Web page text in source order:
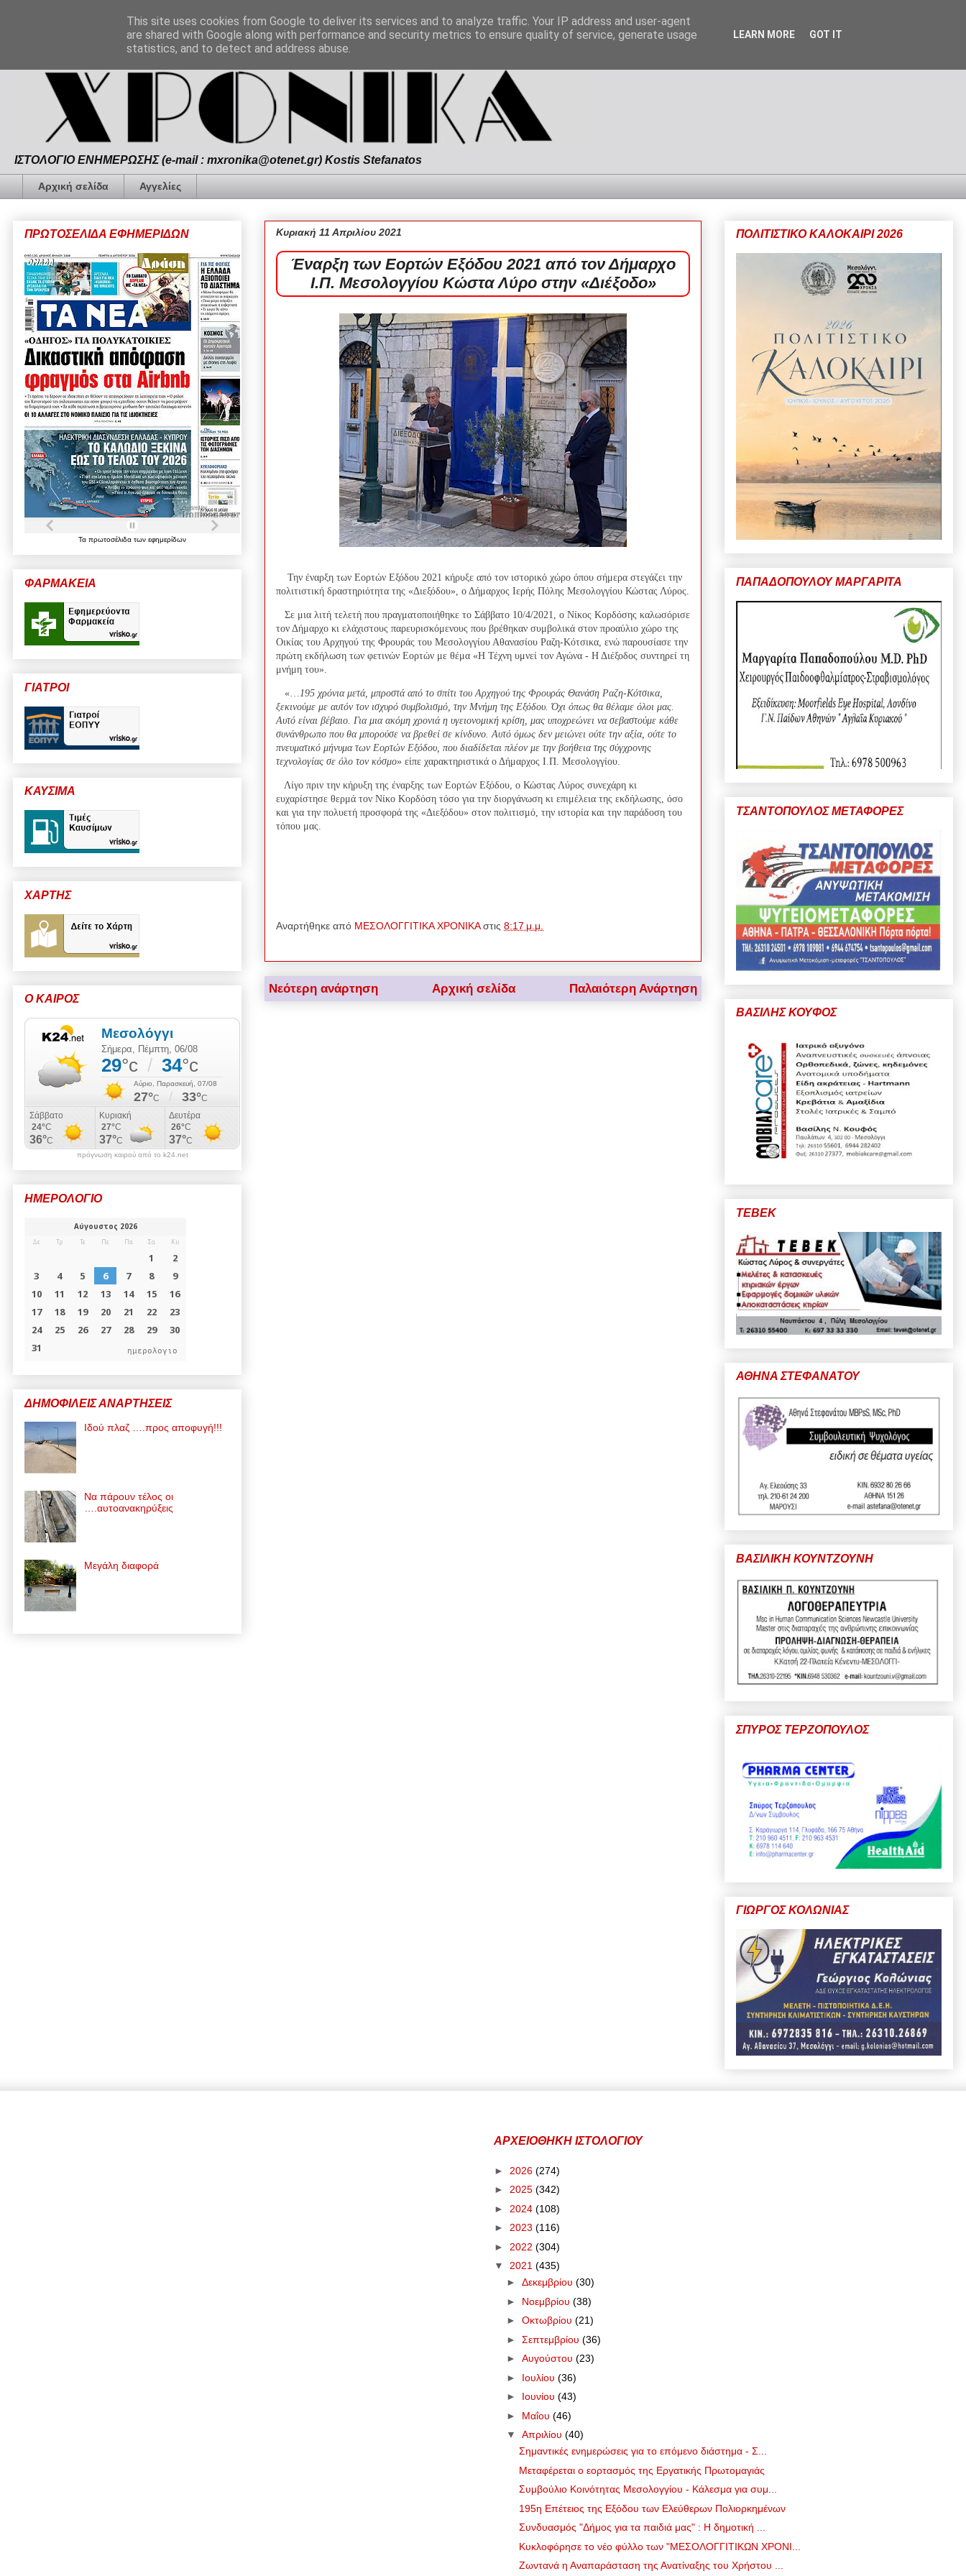
ΙΣΤΟΛΟΓΙΟ ΕΝΗΜΕΡΩΣΗΣ (e-mail : mxronika@otenet.gr) Kostis Stefanatos
Αρχική σελίδα Αγγελίες
Κυριακή 11 Απριλίου 2021
Έναρξη των Εορτών Εξόδου 2021 από τον Δήμαρχο
Ι.Π. Μεσολογγίου Κώστα Λύρο στην «Διέξοδο»
Την έναρξη των Εορτών Εξόδου 2021 κήρυξε από τον ιστορικό χώρο όπου σήμερα στεγάζει την
πολιτιστική δραστηριότητα της «Διεξόδου», ο Δήμαρχος Ιερής Πόλης Μεσολογγίου Κώστας Λύρος.
Σε μια λιτή τελετή που πραγματοποιήθηκε το Σάββατο 10/4/2021, ο Νίκος Κορδόσης καλωσόρισε
τον Δήμαρχο κι ελάχιστους παρευρισκόμενους που βρέθηκαν συμβολικά στον προαύλιο χώρο της
Οικίας του Αρχηγού της Φρουράς του Μεσολογγίου Αθανασίου Ραζη-Κότσικα, ενώ παρουσίασε την
πρώτη εκδήλωση των φετινών Εορτών με θέμα «Η Τέχνη υμνεί τον Αγώνα - Η Διέξοδος συντηρεί τη
μνήμη του».
«…
195 χρόνια μετά, μπροστά από το σπίτι του Αρχηγού της Φρουράς Θανάση Ραζη-Κότσικα,
ξεκινούμε με αυτόν τον ισχυρό συμβολισμό, την Μνήμη της Εξόδου. Όχι όπως θα θέλαμε όλοι μας.
Αυτό είναι βέβαιο. Για μια ακόμη χρονιά η υγειονομική κρίση, μας υποχρεώνει να σεβαστούμε κάθε
συνάνθρωπο που θα μπορούσε να βρεθεί σε κίνδυνο. Αυτό όμως δεν μειώνει ούτε την αξία, ούτε το
πνευματικό μήνυμα των Εορτών Εξόδου, που διαδίδεται πλέον με την βοήθεια της σύγχρονης
τεχνολογίας σε όλο τον κόσμο» είπε χαρακτηριστικά ο Δήμαρχος Ι.Π. Μεσολογγίου.
Λίγο πριν την κήρυξη της έναρξης των Εορτών Εξόδου, ο Κώστας Λύρος συνεχάρη κι
ευχαρίστησε θερμά τον Νίκο Κορδόση τόσο για την διοργάνωση κι επιμέλεια της εκδήλωσης, όσο
και για την πολυετή προσφορά της «Διεξόδου» στον πολιτισμό, την ιστορία και την παράδοση του
τόπου μας.
Αναρτήθηκε από ΜΕΣΟΛΟΓΓΙΤΙΚΑ ΧΡΟΝΙΚΑ στις 8:17 μ.μ.
Νεότερη ανάρτηση Παλαιότερη Ανάρτηση
Αρχική σελίδα
ΠΡΩΤΟΣΕΛΙΔΑ ΕΦΗΜΕΡΙΔΩΝ
Τα πρωτοσέλιδα των εφημερίδων
ΦΑΡΜΑΚΕΙΑ
ΓΙΑΤΡΟΙ
ΚΑΥΣΙΜΑ
ΧΑΡΤΗΣ
Ο ΚΑΙΡΟΣ
πρόγνωση καιρού από το k24.net
ΗΜΕΡΟΛΟΓΙΟ
ημερολογιο
ΔΗΜΟΦΙΛΕΙΣ ΑΝΑΡΤΗΣΕΙΣ
Ιδού πλαζ ….προς αποφυγή!!!
Να πάρουν τέλος οι
….αυτοανακηρύξεις
Μεγάλη διαφορά
ΠΟΛΙΤΙΣΤΙΚΟ ΚΑΛΟΚΑΙΡΙ 2026
ΠΑΠΑΔΟΠΟΥΛΟΥ ΜΑΡΓΑΡΙΤΑ
ΤΣΑΝΤΟΠΟΥΛΟΣ ΜΕΤΑΦΟΡΕΣ
ΒΑΣΙΛΗΣ ΚΟΥΦΟΣ
ΤΕΒΕΚ
ΑΘΗΝΑ ΣΤΕΦΑΝΑΤΟΥ
ΒΑΣΙΛΙΚΗ ΚΟΥΝΤΖΟΥΝΗ
ΣΠΥΡΟΣ ΤΕΡΖΟΠΟΥΛΟΣ
ΓΙΩΡΓΟΣ ΚΟΛΩΝΙΑΣ
ΑΡΧΕΙΟΘΗΚΗ ΙΣΤΟΛΟΓΙΟΥ
► 2026 (274)
► 2025 (342)
► 2024 (108)
► 2023 (116)
► 2022 (304)
▼ 2021 (435)
► Δεκεμβρίου (30)
► Νοεμβρίου (38)
► Οκτωβρίου (21)
► Σεπτεμβρίου (36)
► Αυγούστου (23)
► Ιουλίου (36)
► Ιουνίου (43)
► Μαΐου (46)
▼ Απριλίου (40)
Σημαντικές ενημερώσεις για το επόμενο διάστημα - Σ...
Μεταφέρεται ο εορτασμός της Εργατικής Πρωτομαγιάς
Συμβούλιο Κοινότητας Μεσολογγίου - Κάλεσμα για συμ...
195η Επέτειος της Εξόδου των Ελεύθερων Πολιορκημένων
Συνδυασμός "Δήμος για τα παιδιά μας" : Η δημοτική ...
Κυκλοφόρησε το νέο φύλλο των "ΜΕΣΟΛΟΓΓΙΤΙΚΩΝ ΧΡΟΝΙ...
Ζωντανά η Αναπαράσταση της Ανατίναξης του Χρήστου ...
This site uses cookies from Google to deliver its services and to analyze traffic. Your IP address and user-agent
are shared with Google along with performance and security metrics to ensure quality of service, generate usage
statistics, and to detect and address abuse.
LEARN MORE GOT IT